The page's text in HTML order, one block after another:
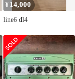
¥ 14,000
line6 dl4